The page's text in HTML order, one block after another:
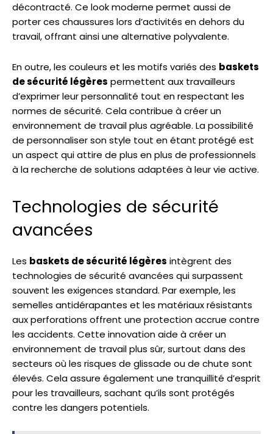
décontracté. Ce look moderne permet aussi de
porter ces chaussures lors d’activités en dehors du
travail, offrant ainsi une alternative polyvalente.
En outre, les couleurs et les motifs variés des baskets
de sécurité légères permettent aux travailleurs
d’exprimer leur personnalité tout en respectant les
normes de sécurité. Cela contribue à créer un
environnement de travail plus agréable. La possibilité
de personnaliser son style tout en étant protégé est
un aspect qui attire de plus en plus de professionnels
à la recherche de solutions adaptées à leur vie active.
Technologies de sécurité
avancées
Les baskets de sécurité légères intègrent des
technologies de sécurité avancées qui surpassent
souvent les exigences standard. Par exemple, les
semelles antidérapantes et les matériaux résistants
aux perforations offrent une protection accrue contre
les accidents. Cette innovation aide à créer un
environnement de travail plus sûr, surtout dans des
secteurs où les risques de glissade ou de chute sont
élevés. Cela assure également une tranquillité d’esprit
pour les travailleurs, sachant qu’ils sont protégés
contre les dangers potentiels.